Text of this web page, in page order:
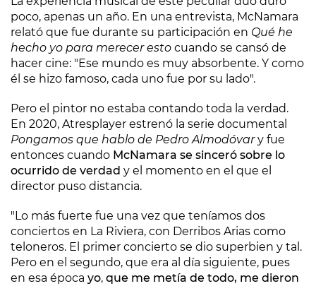
poco, apenas un año. En una entrevista, McNamara
relató que fue durante su participación en Qué he
hecho yo para merecer esto cuando se cansó de
hacer cine: "Ese mundo es muy absorbente. Y como
él se hizo famoso, cada uno fue por su lado".
Pero el pintor no estaba contando toda la verdad.
En 2020, Atresplayer estrenó la serie documental
Pongamos que hablo de Pedro Almodóvary fue
entonces cuando McNamara se sinceró sobre lo
ocurrido de verdad y el momento en el que el
director puso distancia.
"Lo más fuerte fue una vez que teníamos dos
conciertos en La Riviera, con Derribos Arias como
teloneros. El primer concierto se dio superbien y tal.
Pero en el segundo, que era al día siguiente, pues
en esa época yo, que me metía de todo, me dieron